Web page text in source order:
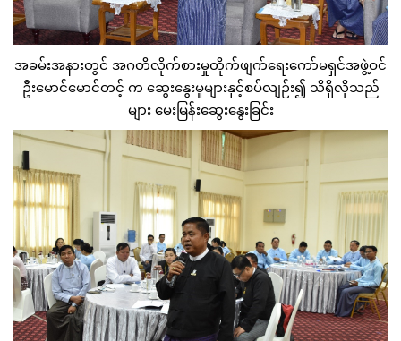
အခမ်းအနားတွင် အဂတိလိုက်စားမှုတိုက်ဖျက်ရေးကော်မရှင်အဖွဲ့ဝင်
ဦးမောင်မောင်တင့် က ဆွေးနွေးမှုများနှင့်စပ်လျဉ်း၍ သိရှိလိုသည်
များ မေးမြန်းဆွေးနွေးခြင်း